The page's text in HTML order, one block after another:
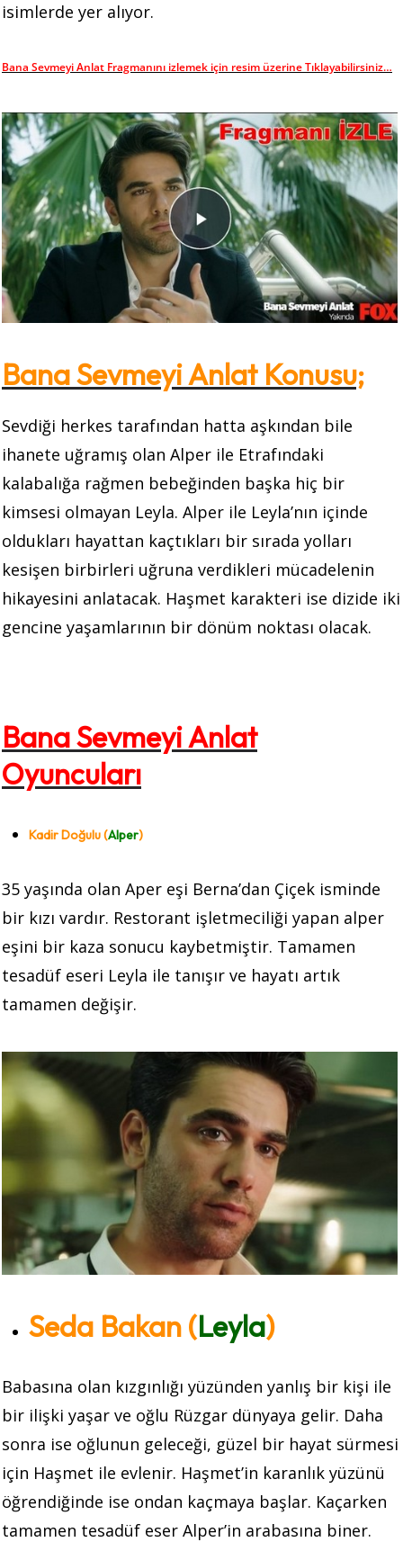
isimlerde yer alıyor.
Bana Sevmeyi Anlat Fragmanını izlemek için resim üzerine Tıklayabilirsiniz…
Bana Sevmeyi Anlat Konusu;
Sevdiği herkes tarafından hatta aşkından bile
ihanete uğramış olan Alper ile Etrafındaki
kalabalığa rağmen bebeğinden başka hiç bir
kimsesi olmayan Leyla. Alper ile Leyla’nın içinde
oldukları hayattan kaçtıkları bir sırada yolları
kesişen birbirleri uğruna verdikleri mücadelenin
hikayesini anlatacak. Haşmet karakteri ise dizide iki
gencine yaşamlarının bir dönüm noktası olacak.
Bana Sevmeyi Anlat
Oyuncuları
Kadir Doğulu (Alper)
35 yaşında olan Aper eşi Berna’dan Çiçek isminde
bir kızı vardır. Restorant işletmeciliği yapan alper
eşini bir kaza sonucu kaybetmiştir. Tamamen
tesadüf eseri Leyla ile tanışır ve hayatı artık
tamamen değişir.
Seda Bakan (Leyla)
Babasına olan kızgınlığı yüzünden yanlış bir kişi ile
bir ilişki yaşar ve oğlu Rüzgar dünyaya gelir. Daha
sonra ise oğlunun geleceği, güzel bir hayat sürmesi
için Haşmet ile evlenir. Haşmet’in karanlık yüzünü
öğrendiğinde ise ondan kaçmaya başlar. Kaçarken
tamamen tesadüf eser Alper’in arabasına biner.